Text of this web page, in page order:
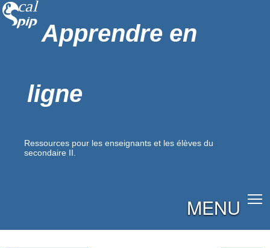
Apprendre en
ligne
Ressources pour les enseignants et les élèves du
secondaire II.
MENU